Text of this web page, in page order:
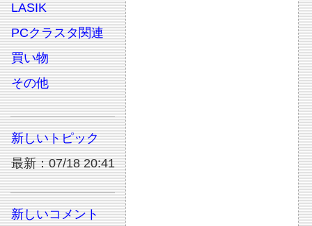
LASIK
PCクラスタ関連
買い物
その他
新しいトピック
最新：07/18 20:41
新しいコメント